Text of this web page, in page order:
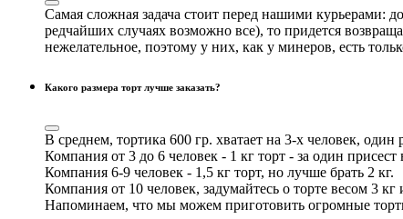
Самая сложная задача стоит перед нашими курьерами:
редчайших случаях возможно все), то придется
нежелательное, поэтому у них, как у минеров, есть
Какого размера торт лучше заказать?
В среднем, тортика 600 гр. хватает на 3-х человек, один
Компания от 3 до 6 человек - 1 кг торт - за один присест
Компания 6-9 человек - 1,5 кг торт, но лучше брать 2 кг.
Компания от 10 человек, задумайтесь о торте весом 3 кг
Напоминаем, что мы можем приготовить огромные